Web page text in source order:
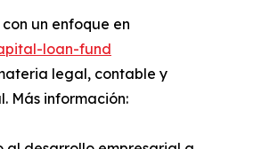
un enfoque en
loan-fund
legal, contable y
Más información: